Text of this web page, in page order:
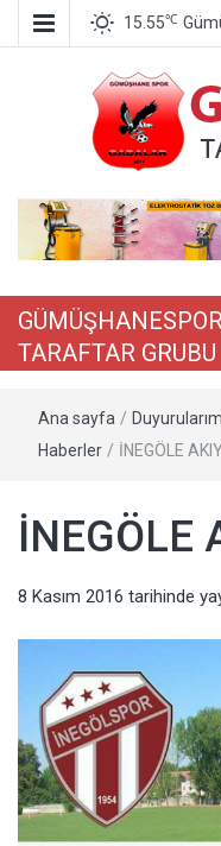
15.55℃
GÜMÜŞHANESPOR
TARAFTAR GRUBU
Ana sayfa /
Haberler / İNEGÖLE
İNEGÖLE
8 Kasım 2016 tarihinde